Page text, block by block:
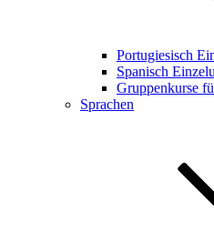
Portugiesisch
Spanisch
Gruppenkurse
Sprachen